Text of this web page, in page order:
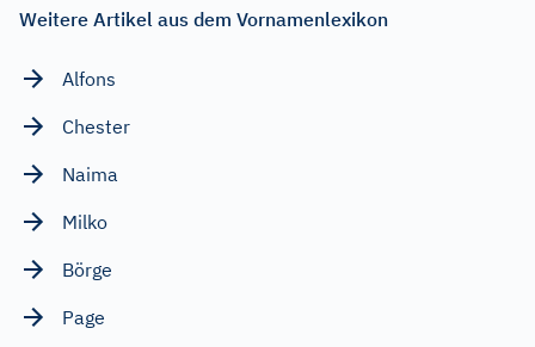
Weitere Artikel aus dem Vornamenlexikon
Alfons
Chester
Naima
Milko
Börge
Page